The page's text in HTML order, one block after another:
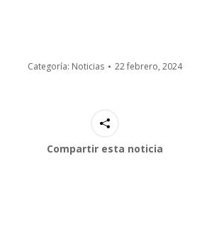
Categoría: Noticias 22 febrero, 2024
Compartir esta noticia